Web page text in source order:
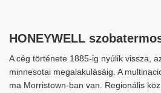
HONEYWELL
A cég története 1885-ig nyúlik vissza,
minnesotai megalakulásáig. A
ma Morristown-ban van. Regionális